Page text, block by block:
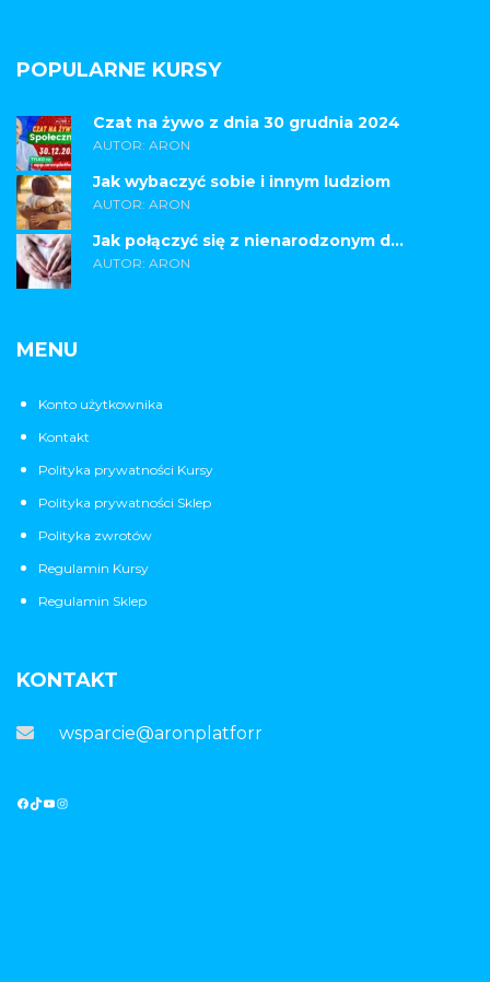
POPULARNE KURSY
Czat na żywo z dnia 30 grudnia 2024
AUTOR: ARON
Jak wybaczyć sobie i innym ludziom
AUTOR: ARON
Jak połączyć się z nienarodzonym d...
AUTOR: ARON
MENU
Konto użytkownika
Kontakt
Polityka prywatności Kursy
Polityka prywatności Sklep
Polityka zwrotów
Regulamin Kursy
Regulamin Sklep
KONTAKT
wsparcie@aronplatforma.pl